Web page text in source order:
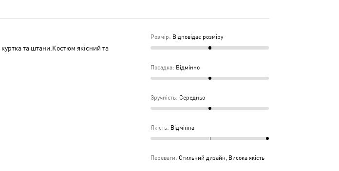
та штани.Костюм якісний та
Розмір: Відповідає розміру
Посадка: Відмінно
Зручність: Середньо
Якість: Відмінна
Переваги: Стильний дизайн, Висока якість